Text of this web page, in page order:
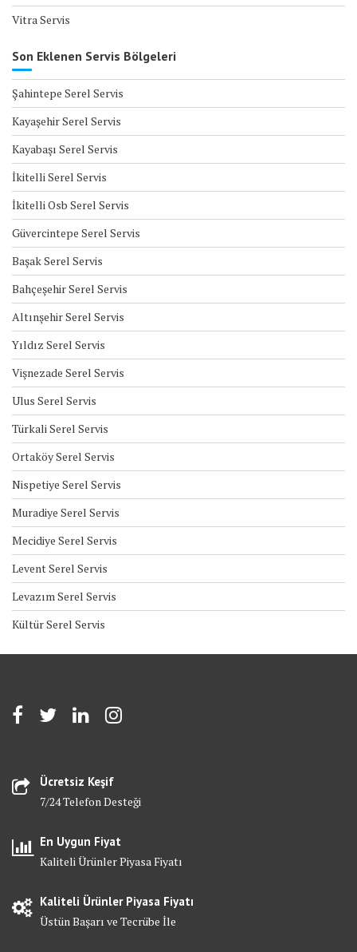
Vitra Servis
Son Eklenen Servis Bölgeleri
Şahintepe Serel Servis
Kayaşehir Serel Servis
Kayabaşı Serel Servis
İkitelli Serel Servis
İkitelli Osb Serel Servis
Güvercintepe Serel Servis
Başak Serel Servis
Bahçeşehir Serel Servis
Altınşehir Serel Servis
Yıldız Serel Servis
Vişnezade Serel Servis
Ulus Serel Servis
Türkali Serel Servis
Ortaköy Serel Servis
Nispetiye Serel Servis
Muradiye Serel Servis
Mecidiye Serel Servis
Levent Serel Servis
Levazım Serel Servis
Kültür Serel Servis
Ücretsiz Keşif
7/24 Telefon Desteği
En Uygun Fiyat
Kaliteli Ürünler Piyasa Fiyatı
Kaliteli Ürünler Piyasa Fiyatı
Üstün Başarı ve Tecrübe İle